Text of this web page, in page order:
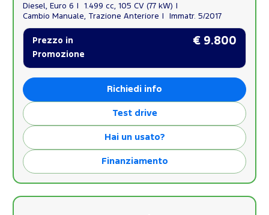
Diesel, Euro 6
1.499 cc, 105 CV (77 kW)
Cambio Manuale, Trazione Anteriore
Immatr. 5/2017
Prezzo in
Promozione
€ 9.800
Richiedi info
Test drive
Hai un usato?
Finanziamento